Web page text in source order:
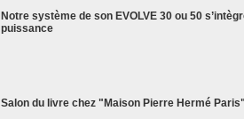
Notre système de son EVOLVE 30 ou 50
puissance
Salon du livre chez "Maison Pierre Hermé Paris"